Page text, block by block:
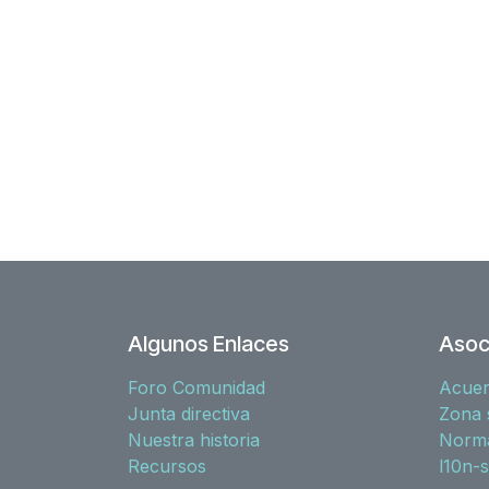
Algunos Enlaces
Foro Comunidad
Junta directiva
Nuestra historia
Recursos
Zona
l10n-